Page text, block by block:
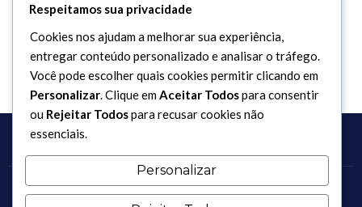
Downloads
Copyright 2017 - 2026 / Todos os direitos reservados.
Respeitamos sua privacidade
Cookies nos ajudam a melhorar sua experiência,
entregar conteúdo personalizado e analisar o tráfego.
Você pode escolher quais cookies permitir clicando em
Personalizar. Clique emAceitar Todospara consentir
ou Rejeitar Todospara recusar cookies não
essenciais.
Personalizar